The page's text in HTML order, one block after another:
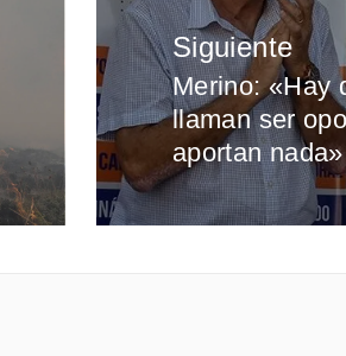
Siguiente
Entrada
siguiente:
Merino: «Hay
llaman ser
aportan nada»